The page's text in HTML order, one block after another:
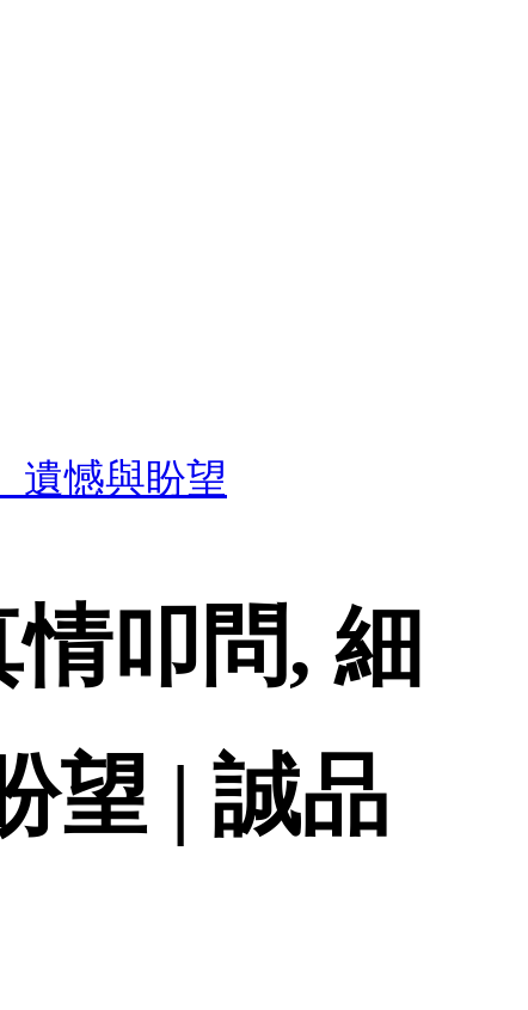
遺憾與盼望
叩問, 細
望 | 誠品